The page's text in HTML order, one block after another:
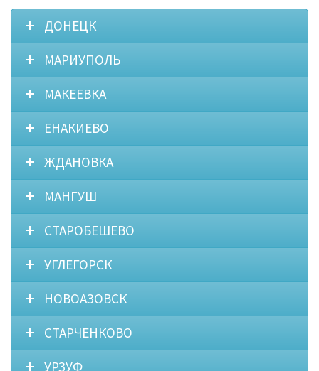
ДОНЕЦК
МАРИУПОЛЬ
МАКЕЕВКА
ЕНАКИЕВО
ЖДАНОВКА
МАНГУШ
СТАРОБЕШЕВО
УГЛЕГОРСК
НОВОАЗОВСК
СТАРЧЕНКОВО
УРЗУФ